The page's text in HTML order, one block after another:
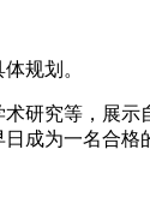
规划。
研究等，展示
成为一名合